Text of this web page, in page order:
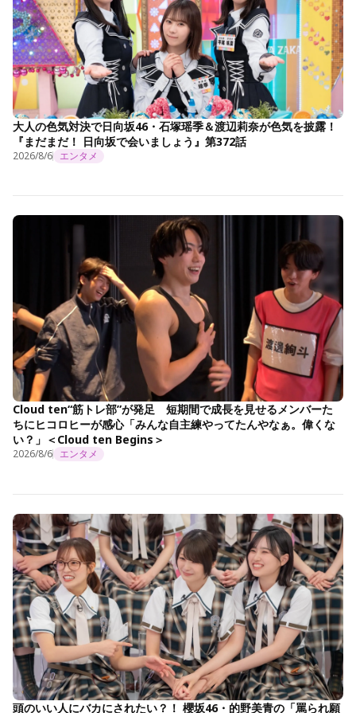
大人の色気対決で日向坂46・石塚瑶季＆渡辺莉奈が色気を披露！
『まだまだ！ 日向坂で会いましょう』第372話
2026/8/6 エンタメ
Cloud ten“筋トレ部”が発足 短期間で成長を見せるメンバーた
ちにヒコロヒーが感心「みんな自主練やってたんやなぁ。偉くな
い？」＜Cloud ten Begins＞
2026/8/6 エンタメ
頭のいい人にバカにされたい？！ 櫻坂46・的野美青の「罵られ願